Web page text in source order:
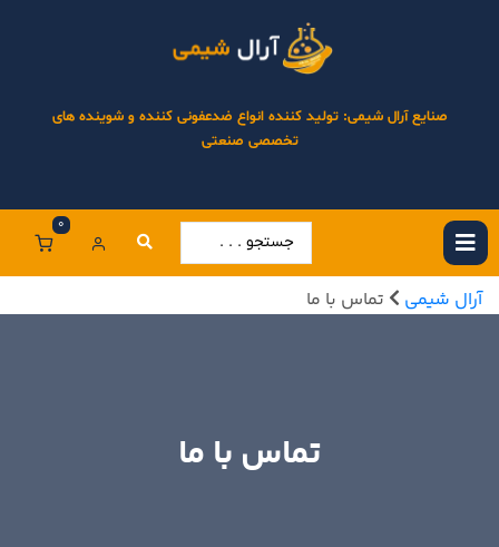
صنایع آرال شیمی: تولید کننده انواع ضدعفونی کننده و شوینده های
تخصصی صنعتی
0
آرال شیمی تماس با ما
تماس با ما